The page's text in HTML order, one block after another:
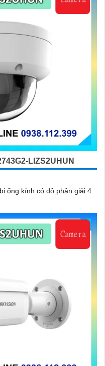
LIZS2UHUN
ống kính có độ phân giải 4